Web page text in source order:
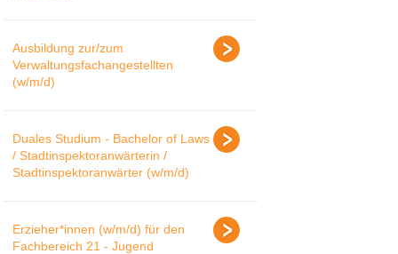
Ausbildung zur/zum
Verwaltungsfachangestellten
(w/m/d)
Duales Studium - Bachelor of Laws
/ Stadtinspektoranwärterin /
Stadtinspektoranwärter (w/m/d)
Erzieher*innen (w/m/d) für den
Fachbereich 21 - Jugend